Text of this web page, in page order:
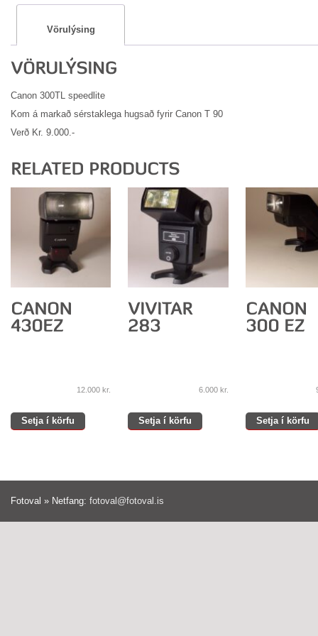
Vörulýsing
Canon 300TL speedlite
Kom á markað sérstaklega hugsað fyrir Canon T 90
Verð Kr. 9.000.-
12.000 kr.
Setja í körfu
6.000 kr.
Setja í körfu Setja í körfu
Fotoval » Netfang: fotoval@fotoval.is